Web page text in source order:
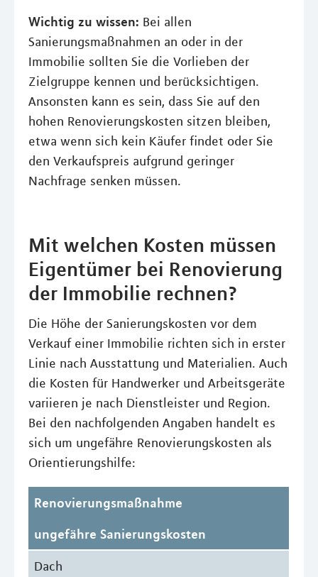
Wichtig zu wissen: Bei allen
Sanierungsmaßnahmen an oder in der
Immobilie sollten Sie die Vorlieben der
Zielgruppe kennen und berücksichtigen.
Ansonsten kann es sein, dass Sie auf den
hohen Renovierungskosten sitzen bleiben,
etwa wenn sich kein Käufer findet oder Sie
den Verkaufspreis aufgrund geringer
Nachfrage senken müssen.
Mit welchen Kosten müssen
Eigentümer bei Renovierung
der Immobilie rechnen?
Die Höhe der Sanierungskosten vor dem
Verkauf einer Immobilie richten sich in erster
Linie nach Ausstattung und Materialien. Auch
die Kosten für Handwerker und Arbeitsgeräte
variieren je nach Dienstleister und Region.
Bei den nachfolgenden Angaben handelt es
sich um ungefähre Renovierungskosten als
Orientierungshilfe:
Renovierungsmaßnahme
ungefähre Sanierungskosten
Dach